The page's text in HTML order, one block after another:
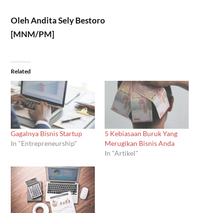
Oleh Andita Sely Bestoro
[MNM/PM]
Related
Gagalnya Bisnis Startup
In "Entrepreneurship"
5 Kebiasaan Buruk Yang
Merugikan Bisnis Anda
In "Artikel"